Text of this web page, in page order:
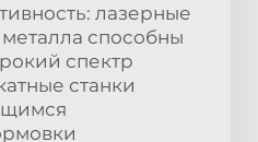
лазерные
способны
спектр
станки